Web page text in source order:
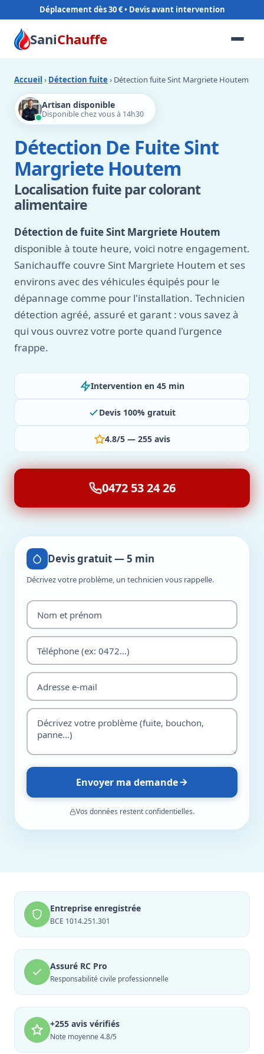
Déplacement dès 30 €
SaniChauffe
Accueil › Détection fuite › Détection fuite Sint Margriete Houtem
Artisan disponible
Disponible chez vous à 14h30
Détection De Fuite Sint
Margriete Houtem
Localisation fuite par colorant
alimentaire
Détection de fuite Sint Margriete Houtem
disponible à toute heure, voici notre engagement.
Sanichauffe couvre Sint Margriete Houtem et ses
environs avec des véhicules équipés pour le
dépannage comme pour l'installation. Technicien
détection agréé, assuré et garant : vous savez à
qui vous ouvrez votre porte quand l'urgence
frappe.
Intervention en 45 min
Devis 100% gratuit
4.8/5 — 255 avis
0472 53 24 26
Devis gratuit — 5 min
Décrivez votre problème, un technicien vous rappelle.
Envoyer ma demande
Vos données restent confidentielles.
Entreprise enregistrée
BCE 1014.251.301
Assuré RC Pro
Responsabilité civile professionnelle
+255 avis vérifiés
Note moyenne 4.8/5